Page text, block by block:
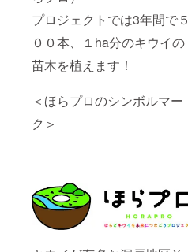
プロジェクトでは3年間で５
００本、１ha分のキウイの
苗木を植えます！
＜ほらプロのシンボルマー
ク＞